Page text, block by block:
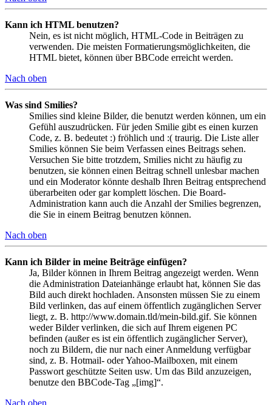
Kann ich HTML benutzen?
Nein, es ist nicht möglich, HTML-Code in Beiträgen zu
verwenden. Die meisten Formatierungsmöglichkeiten, die
HTML bietet, können über BBCode erreicht werden.
Nach oben
Was sind Smilies?
Smilies sind kleine Bilder, die benutzt werden können, um ein
Gefühl auszudrücken. Für jeden Smilie gibt es einen kurzen
Code, z. B. bedeutet :) fröhlich und :( traurig. Die Liste aller
Smilies können Sie beim Verfassen eines Beitrags sehen.
Versuchen Sie bitte trotzdem, Smilies nicht zu häufig zu
benutzen, sie können einen Beitrag schnell unlesbar machen
und ein Moderator könnte deshalb Ihren Beitrag entsprechend
überarbeiten oder gar komplett löschen. Die Board-
Administration kann auch die Anzahl der Smilies begrenzen,
die Sie in einem Beitrag benutzen können.
Nach oben
Kann ich Bilder in meine Beiträge einfügen?
Ja, Bilder können in Ihrem Beitrag angezeigt werden. Wenn
die Administration Dateianhänge erlaubt hat, können Sie das
Bild auch direkt hochladen. Ansonsten müssen Sie zu einem
Bild verlinken, das auf einem öffentlich zugänglichen Server
liegt, z. B. http://www.domain.tld/mein-bild.gif. Sie können
weder Bilder verlinken, die sich auf Ihrem eigenen PC
befinden (außer es ist ein öffentlich zugänglicher Server),
noch zu Bildern, die nur nach einer Anmeldung verfügbar
sind, z. B. Hotmail- oder Yahoo-Mailboxen, mit einem
Passwort geschützte Seiten usw. Um das Bild anzuzeigen,
benutze den BBCode-Tag „[img]“.
Nach oben